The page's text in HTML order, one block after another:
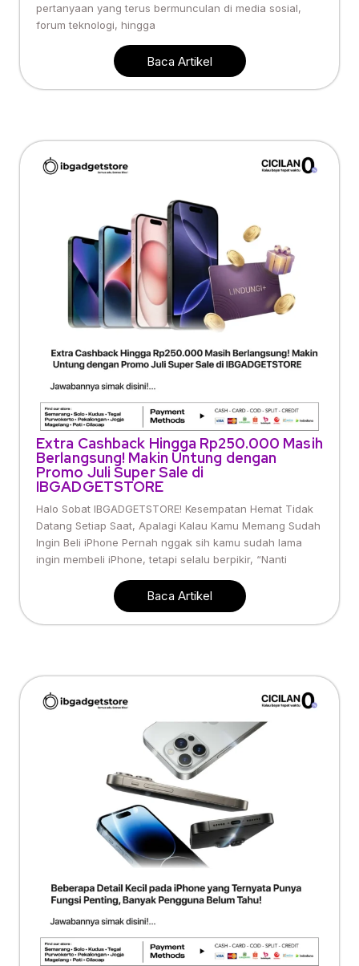
pertanyaan yang terus bermunculan di media sosial,
forum teknologi, hingga
Baca Artikel
Extra Cashback Hingga Rp250.000 Masih
Berlangsung! Makin Untung dengan
Promo Juli Super Sale di
IBGADGETSTORE
Halo Sobat IBGADGETSTORE! Kesempatan Hemat Tidak
Datang Setiap Saat, Apalagi Kalau Kamu Memang Sudah
Ingin Beli iPhone Pernah nggak sih kamu sudah lama
ingin membeli iPhone, tetapi selalu berpikir, “Nanti
Baca Artikel